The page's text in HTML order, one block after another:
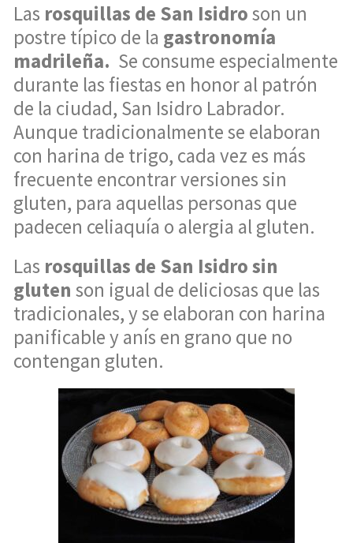
Las rosquillas de San Isidroson un
postre típico de la gastronomía
madrileña. Se consume especialmente
durante las fiestas en honor al patrón
de la ciudad, San Isidro Labrador.
Aunque tradicionalmente se elaboran
con harina de trigo, cada vez es más
frecuente encontrar versiones sin
gluten, para aquellas personas que
padecen celiaquía o alergia al gluten.
Las rosquillas de San Isidro sin
gluten son igual de deliciosas que las
tradicionales, y se elaboran con harina
panificable y anís en grano que no
contengan gluten.